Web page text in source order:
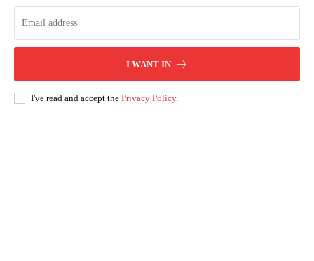
I WANT IN
I've read and accept the Privacy Policy.